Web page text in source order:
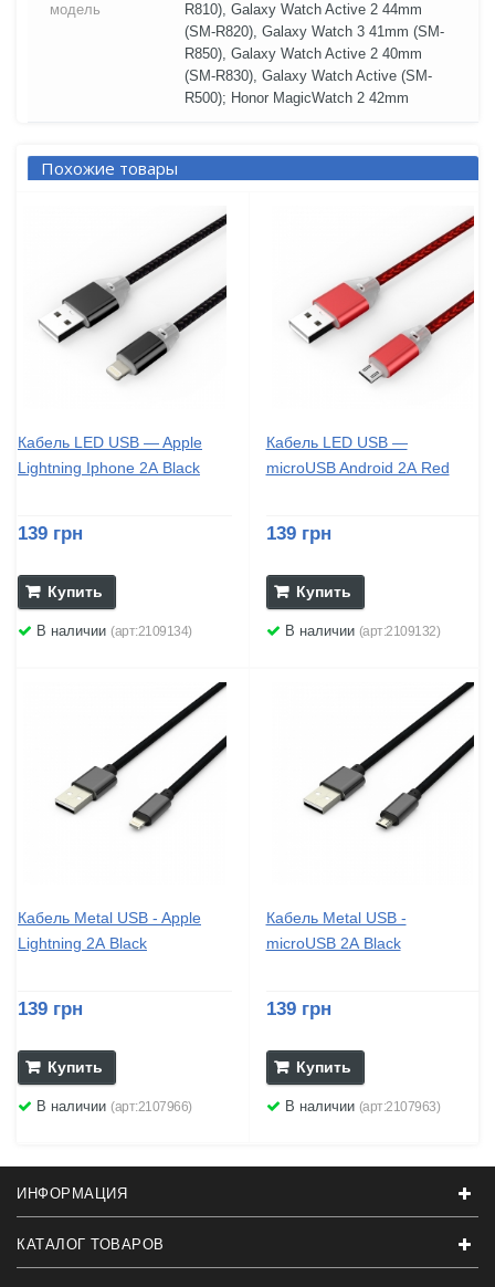
модель
R810), Galaxy Watch Active 2 44mm
(SM-R820), Galaxy Watch 3 41mm (SM-
R850), Galaxy Watch Active 2 40mm
(SM-R830), Galaxy Watch Active (SM-
R500); Honor MagicWatch 2 42mm
Похожие товары
Кабель LED USB — Apple
Lightning Iphone 2А Black
139 грн
Купить
В наличии (арт:2109134)
Кабель LED USB —
microUSB Android 2А Red
139 грн
Купить
В наличии (арт:2109132)
Кабель Metal USB - Apple
Lightning 2А Black
139 грн
Купить
В наличии (арт:2107966)
Кабель Metal USB -
microUSB 2А Black
139 грн
Купить
В наличии (арт:2107963)
ИНФОРМАЦИЯ
КАТАЛОГ ТОВАРОВ